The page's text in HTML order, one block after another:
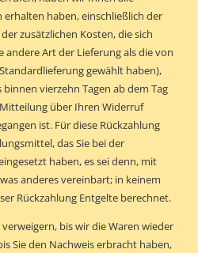
haben, einschließlich der
zusätzlichen Kosten, die sich
andere Art der Lieferung als die von
gewählt haben),
vierzehn Tagen ab dem Tag
über Ihren Widerruf
ist. Für diese Rückzahlung
das Sie bei der
haben, es sei denn, mit
anderes vereinbart; in keinem
Rückzahlung Entgelte berechnet.
bis wir die Waren wieder
Sie den Nachweis erbracht haben,